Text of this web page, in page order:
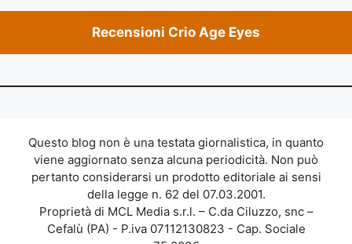
Recensioni Crio Age Eyes
Questo blog non è una testata giornalistica, in quanto
viene aggiornato senza alcuna periodicità. Non può
pertanto considerarsi un prodotto editoriale ai sensi
della legge n. 62 del 07.03.2001.
Proprietà di MCL Media s.r.l. – C.da Ciluzzo, snc –
Cefalù (PA) - P.iva 07112130823 - Cap. Sociale